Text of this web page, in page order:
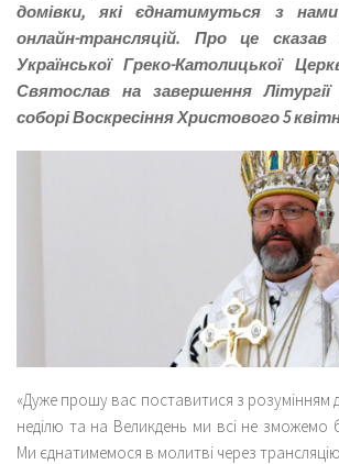
домівки, які єднатимуться з
онлайн-трансляцій. Про це
Української Греко-Католицької
Святослав на завершення
соборі Воскресіння Христового 5
«Дуже прошу вас поставитися з розумінням
неділю та на Великдень ми всі не зможемо
Ми єднатимемося в молитві через